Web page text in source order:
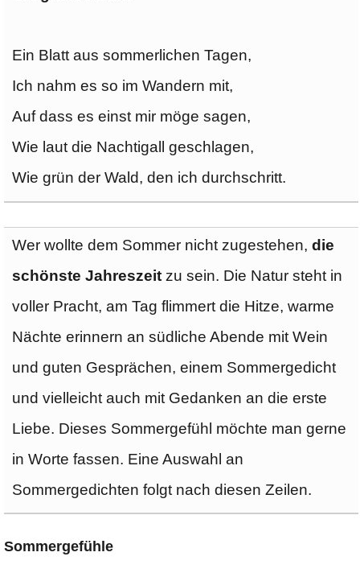
Ein Blatt aus sommerlichen Tagen,
Ich nahm es so im Wandern mit,
Auf dass es einst mir möge sagen,
Wie laut die Nachtigall geschlagen,
Wie grün der Wald, den ich durchschritt.
Wer wollte dem Sommer nicht zugestehen, die
schönste Jahreszeitzu sein. Die Natur steht in
voller Pracht, am Tag flimmert die Hitze, warme
Nächte erinnern an südliche Abende mit Wein
und guten Gesprächen, einem Sommergedicht
und vielleicht auch mit Gedanken an die erste
Liebe. Dieses Sommergefühl möchte man gerne
in Worte fassen. Eine Auswahl an
Sommergedichten folgt nach diesen Zeilen.
Sommergefühle